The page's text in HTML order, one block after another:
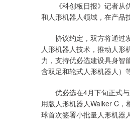
《科创板日报》记者从优
和人形机器人领域，在产品
协议约定，双方将通过发
人形机器人技术，推动人形
力，支持优必选建设具身智
含双足和轮式人形机器人）
优必选在4月下旬正式与
用版人形机器人Walker C
球首次签署小批量人形机器